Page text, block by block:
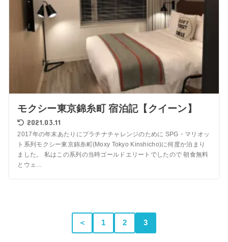
モクシー東京錦糸町 宿泊記【クイーン】
2021.03.11
2017年の年末あたりにプラチナチャレンジのために SPG・マリオッ
ト系列モクシー東京錦糸町(Moxy Tokyo Kinshicho)に何度か泊まり
ました。 私はこの系列の当時ゴールドエリートでしたので 朝食無料
とウェ...
＜ 1 2 3